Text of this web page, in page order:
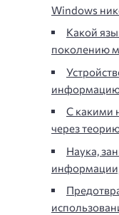
Windows
Какой
поколению
С какими
через
Наука,